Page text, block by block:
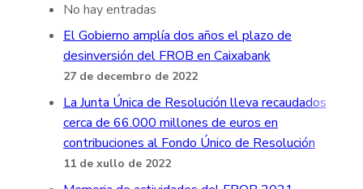
No hay entradas
El Gobierno amplía dos años el plazo de
desinversión del FROB en Caixabank
27 de decembro de 2022
La Junta Única de Resolución lleva recaudados
cerca de 66.000 millones de euros en
contribuciones al Fondo Único de Resolución
11 de xullo de 2022